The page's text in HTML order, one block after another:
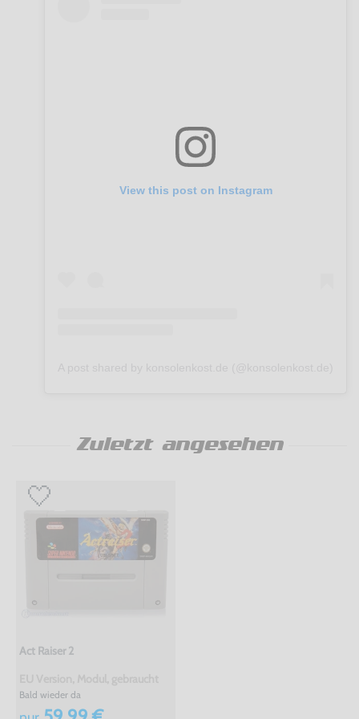
View this post on Instagram
Zuletzt angesehen
Act Raiser 2
Bald wieder da